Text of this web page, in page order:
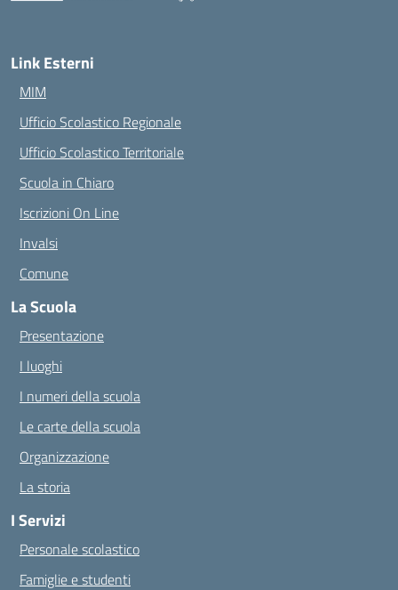
Link Esterni
MIM
Ufficio Scolastico Regionale
Ufficio Scolastico Territoriale
Scuola in Chiaro
Iscrizioni On Line
Invalsi
Comune
La Scuola
Presentazione
I luoghi
I numeri della scuola
Le carte della scuola
Organizzazione
La storia
I Servizi
Personale scolastico
Famiglie e studenti